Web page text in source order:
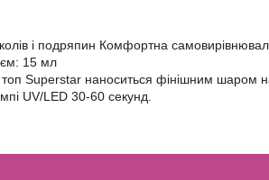
і подряпин Комфортна
15 мл
Superstar наноситься фінішним шаром на
UV/LED 30-60 секунд.